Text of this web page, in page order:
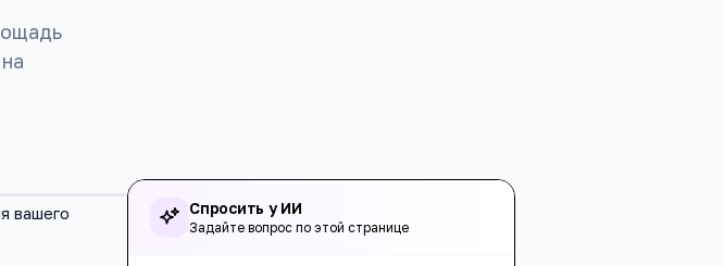
вашего
Спросить у ИИ
Задайте вопрос по этой странице